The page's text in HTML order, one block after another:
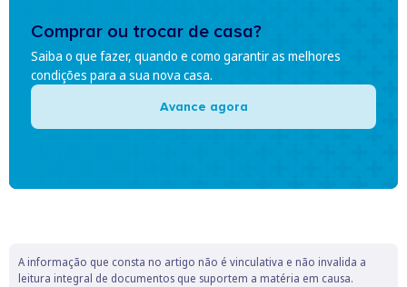
Comprar ou trocar de casa?
Saiba o que fazer, quando e como garantir as melhores
condições para a sua nova casa.
Avance agora
A informação que consta no artigo não é vinculativa e não invalida a
leitura integral de documentos que suportem a matéria em causa.